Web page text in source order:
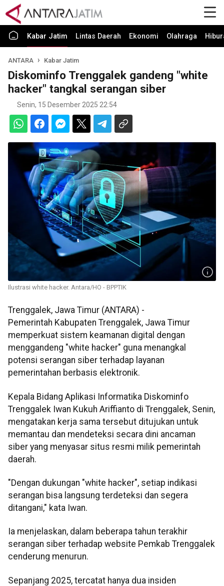
Kabar Jatim Lintas Daerah Ekonomi Olahraga
ANTARA Kabar Jatim
Diskominfo Trenggalek gandeng "white
hacker" tangkal serangan siber
Senin, 15 Desember 2025 22:54
Ilustrasi white hacker. Antara/HO - BPPTIK
Trenggalek, Jawa Timur (ANTARA) -
Pemerintah Kabupaten Trenggalek, Jawa Timur
memperkuat sistem keamanan digital dengan
menggandeng "white hacker" guna menangkal
potensi serangan siber terhadap layanan
pemerintahan berbasis elektronik.
Kepala Bidang Aplikasi Informatika Diskominfo
Trenggalek Iwan Kukuh Ariffianto di Trenggalek, Senin,
mengatakan kerja sama tersebut ditujukan untuk
memantau dan mendeteksi secara dini ancaman
siber yang menyasar situs resmi milik pemerintah
daerah.
"Dengan dukungan "white hacker", setiap indikasi
serangan bisa langsung terdeteksi dan segera
ditangani," kata Iwan.
Ia menjelaskan, dalam beberapa tahun terakhir
serangan siber terhadap website Pemkab Trenggalek
cenderung menurun.
Sepanjang 2025, tercatat hanya dua insiden